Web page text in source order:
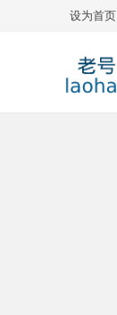
设为首页